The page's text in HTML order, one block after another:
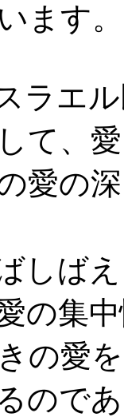
いま
ラエ
て、
愛の
しば
の集
の愛
ので